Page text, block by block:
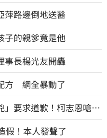
路邊倒地送醫
子的親爹竟是他
長楊光友開轟
方 網全暴動了
」要求道歉！柯志恩嗆1
假！本人發聲了